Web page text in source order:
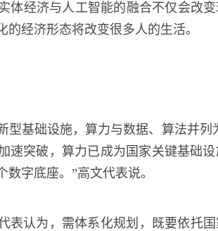
体经济与人工智能的融合不仅会改
经济形态将改变很多人的生活。
型基础设施，算力与数据、算法并
速突破，算力已成为国家关键基础
字底座。”高文代表说。
表认为，需体系化规划，既要依托